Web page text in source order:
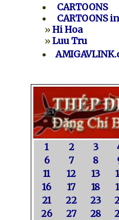
CARTOONS
CARTOONS
»Hi Hoa
»Luu Tru
1 2 3
6
7 8
11
12 13
16
17 18
21
22 23
26
27 28